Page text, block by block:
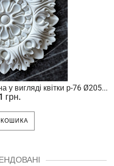
у вигляді квітки р-76 Ø205...
грн.